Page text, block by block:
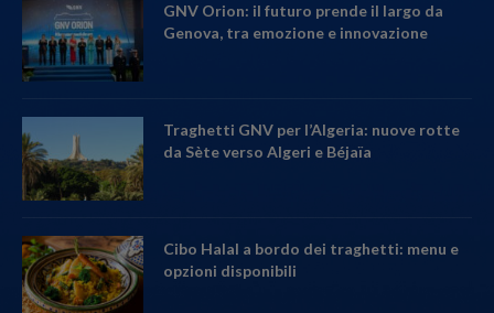
GNV Orion: il futuro prende il largo da
Genova, tra emozione e innovazione
Traghetti GNV per l’Algeria: nuove rotte
da Sète verso Algeri e Béjaïa
Cibo Halal a bordo dei traghetti: menu e
opzioni disponibili